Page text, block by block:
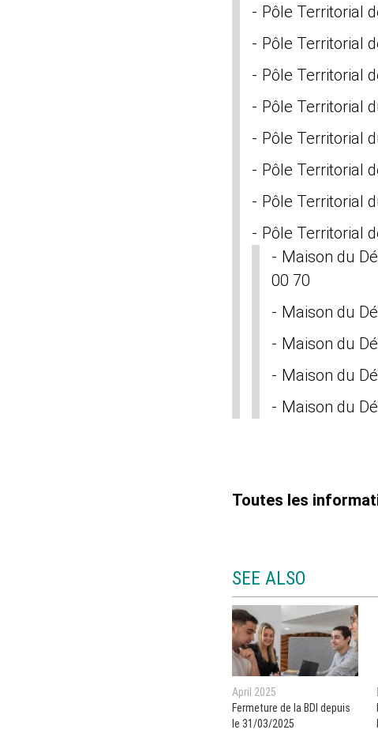
Pôle Territorial
Pôle Territorial
Pôle Territorial
Pôle Territorial
Pôle Territorial
Pôle Territorial
Pôle Territorial
Pôle Territorial
Maison du
00 70
Maison du
Maison du
Maison du
Maison du
Toutes les
SEE ALSO
April 2025
Fermeture de la BDI depuis
le 31/03/2025